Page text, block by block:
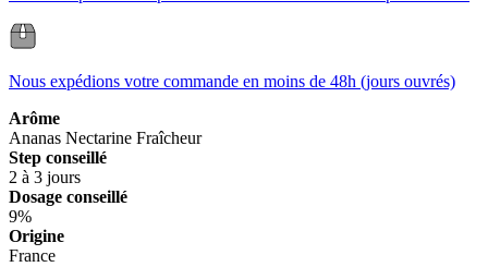
Nous expédions votre commande en moins de 48h (jours ouvrés)
Arôme
Ananas Nectarine Fraîcheur
Step conseillé
2 à 3 jours
Dosage conseillé
9%
Origine
France